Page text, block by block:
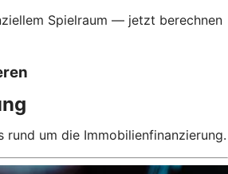
Spielraum — jetzt berechnen
rund um die Immobilienfinanzierung.